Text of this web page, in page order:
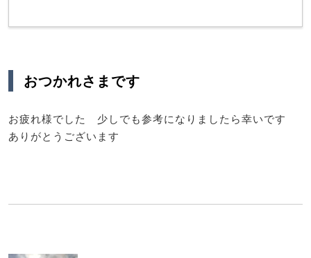
おつかれさまです
お疲れ様でした 少しでも参考になりましたら幸いです
ありがとうございます